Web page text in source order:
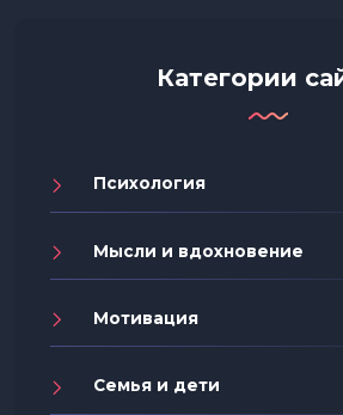
Категории
Психология
Мысли и вдохновение
Мотивация
Семья и дети